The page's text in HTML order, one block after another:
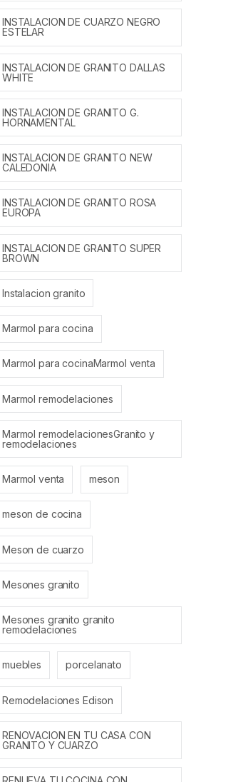
INSTALACION DE CUARZO NEGRO
ESTELAR
INSTALACION DE GRANITO DALLAS
WHITE
INSTALACION DE GRANITO G.
HORNAMENTAL
INSTALACION DE GRANITO NEW
CALEDONIA
INSTALACION DE GRANITO ROSA
EUROPA
INSTALACION DE GRANITO SUPER
BROWN
Instalacion granito
Marmol para cocina
Marmol para cocinaMarmol venta
Marmol remodelaciones
Marmol remodelacionesGranito y
remodelaciones
Marmol venta meson
meson de cocina
Meson de cuarzo
Mesones granito
Mesones granito granito
remodelaciones
muebles porcelanato
Remodelaciones Edison
RENOVACION EN TU CASA CON
GRANITO Y CUARZO